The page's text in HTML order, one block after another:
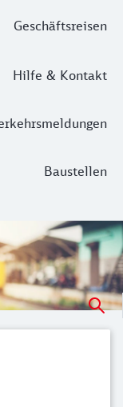
Geschäftsreisen
Hilfe & Kontakt
Baustellen
Rauxel